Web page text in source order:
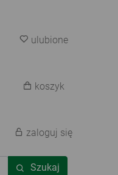
Szukaj
ulubione
koszyk
zaloguj się